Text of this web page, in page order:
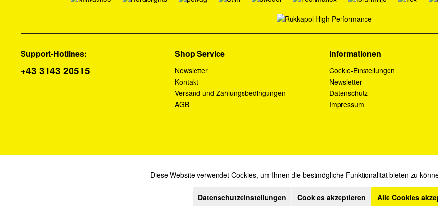
Support-Hotlines:
+43 3143 20515
Shop Service
Newsletter
Kontakt
Versand und Zahlungsbedingungen
AGB
Informationen
Cookie-Einstellungen
Newsletter
Datenschutz
Impressum
Alle Preise verstehen sich zzgl. Mehrwertsteuer und
und ggf. Nachnahmegebühren, wenn
Diese Website verwendet Cookies, um Ihnen die bestmögliche Funktionalität bieten zu
Datenschutzeinstellungen Cookies akzeptieren Alle Cookies